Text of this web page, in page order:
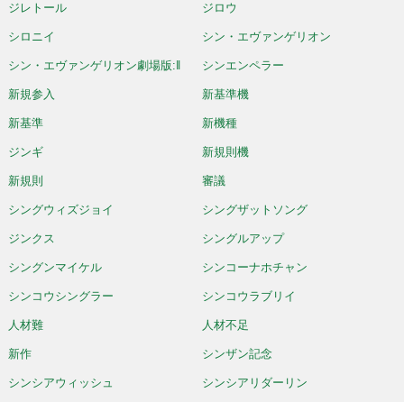
ジレトール ジロウ
シロニイ シン・エヴァンゲリオン
シン・エヴァンゲリオン劇場版:‖ シンエンペラー
新規参入 新基準機
新基準 新機種
ジンギ 新規則機
新規則 審議
シングウィズジョイ シングザットソング
ジンクス シングルアップ
シングンマイケル シンコーナホチャン
シンコウシングラー シンコウラブリイ
人材難 人材不足
新作 シンザン記念
シンシアウィッシュ シンシアリダーリン